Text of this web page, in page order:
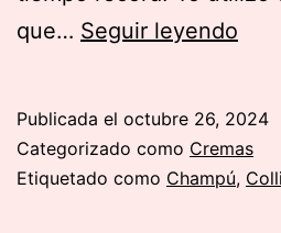
que… Seguir leyendo
para
Publicada el octubre 26, 2024
Categorizado como Cremas
Etiquetado como Champú,